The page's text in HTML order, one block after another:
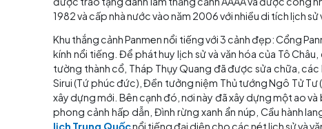
Giới thiệu chung về cổng